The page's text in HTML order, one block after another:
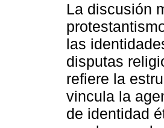
La discusión
las
disputas
refiere la
vincula la
de identidad